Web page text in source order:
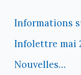
Informations
Infolettre mai
Nouvelles…